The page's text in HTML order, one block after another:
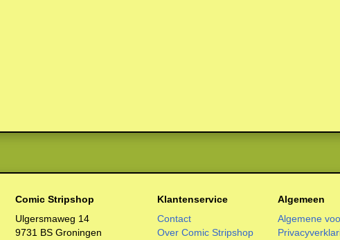
Comic Stripshop
Ulgersmaweg 14
9731 BS Groningen
Klantenservice
Contact
Over Comic Stripshop
Algemeen
Algemene